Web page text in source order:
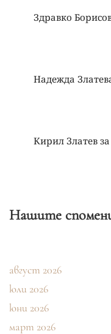
Здравко
Надежда
Кирил Златев за
Нашите
август 2026
юли 2026
юни 2026
март 2026